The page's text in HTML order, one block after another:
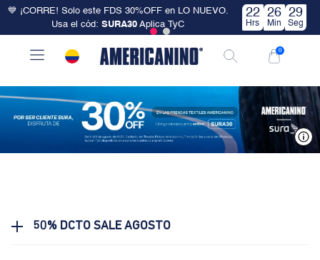
💙 ¡CORRE! Solo este FDS 30%OFF en LO NUEVO.
Usa el cód:SURA30 Aplica TyC
22
Hrs
26
Min
29
Seg
0
50% DCTO SALE AGOSTO